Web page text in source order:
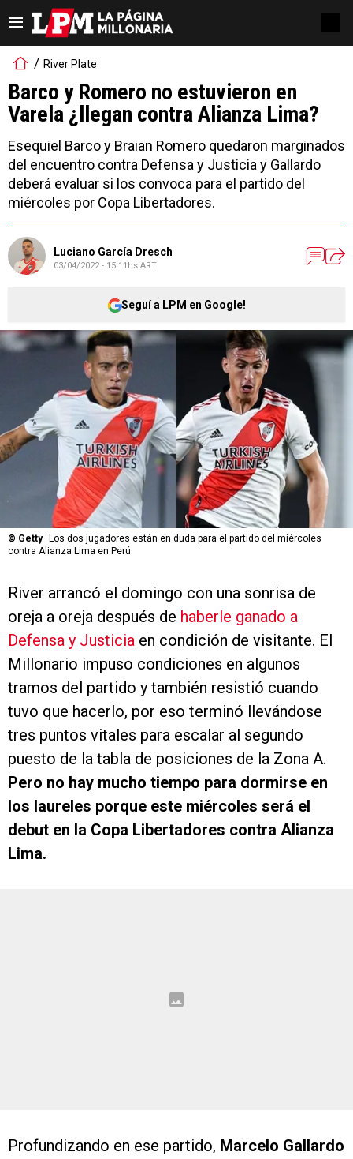
River Plate
Barco y Romero no estuvieron en
Varela ¿llegan contra Alianza Lima?
Esequiel Barco y Braian Romero quedaron marginados
del encuentro contra Defensa y Justicia y Gallardo
deberá evaluar si los convoca para el partido del
miércoles por Copa Libertadores.
Luciano García Dresch
03/04/2022 - 15:11hs ART
Seguí a LPM en Google!
© Getty
Los dos jugadores están en duda para el partido del miércoles
contra Alianza Lima en Perú.
River arrancó el domingo con una sonrisa de
oreja a oreja después de haberle ganado a
Defensa y Justicia en condición de visitante. El
Millonario impuso condiciones en algunos
tramos del partido y también resistió cuando
tuvo que hacerlo, por eso terminó llevándose
tres puntos vitales para escalar al segundo
puesto de la tabla de posiciones de la Zona A.
Pero no hay mucho tiempo para dormirse en
los laureles porque este miércoles será el
debut en la Copa Libertadores contra Alianza
Lima.
Profundizando en ese partido, Marcelo Gallardo